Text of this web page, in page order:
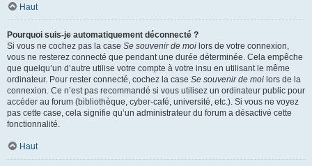
Haut
Pourquoi suis-je automatiquement déconnecté ?
Si vous ne cochez pas la case Se souvenir de moi lors de votre connexion,
vous ne resterez connecté que pendant une durée déterminée. Cela empêche
que quelqu’un d’autre utilise votre compte à votre insu en utilisant le même
ordinateur. Pour rester connecté, cochez la case Se souvenir de moi lors de la
connexion. Ce n’est pas recommandé si vous utilisez un ordinateur public pour
accéder au forum (bibliothèque, cyber-café, université, etc.). Si vous ne voyez
pas cette case, cela signifie qu’un administrateur du forum a désactivé cette
fonctionnalité.
Haut